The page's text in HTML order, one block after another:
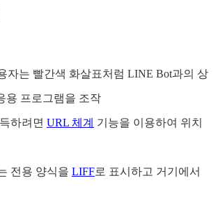
자는 빨간색 화살표처럼 LINE Bot과의 상
용 프로그램을 조작
하려면 URL 체계 기능을 이용하여 위치
전용 양식을 LIFF로 표시하고 거기에서